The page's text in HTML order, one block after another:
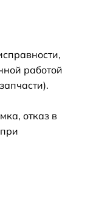
работой
отказ в